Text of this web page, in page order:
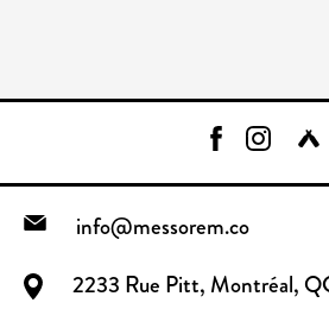
info@messorem.co
2233 Rue Pitt, Montréal,